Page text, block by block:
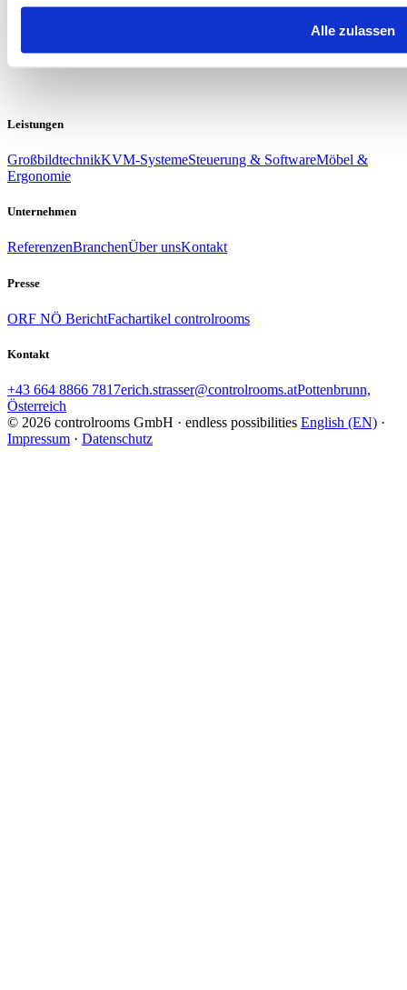
Alle zulassen
Leistungen
GroßbildtechnikKVM-SystemeSteuerung & SoftwareMöbel &
Ergonomie
Unternehmen
ReferenzenBranchenÜber unsKontakt
Presse
ORF NÖ BerichtFachartikel controlrooms
Kontakt
+43 664 8866 7817erich.strasser@controlrooms.atPottenbrunn,
Österreich
© 2026 controlrooms GmbH · endless possibilities English (EN) ·
Impressum · Datenschutz